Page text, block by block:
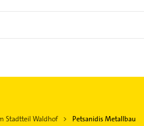
Stadtteil Waldhof
Petsanidis Metallbau